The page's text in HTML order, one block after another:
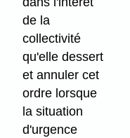
de la
collectivité
qu'elle dessert
et annuler cet
ordre lorsque
la situation
d'urgence